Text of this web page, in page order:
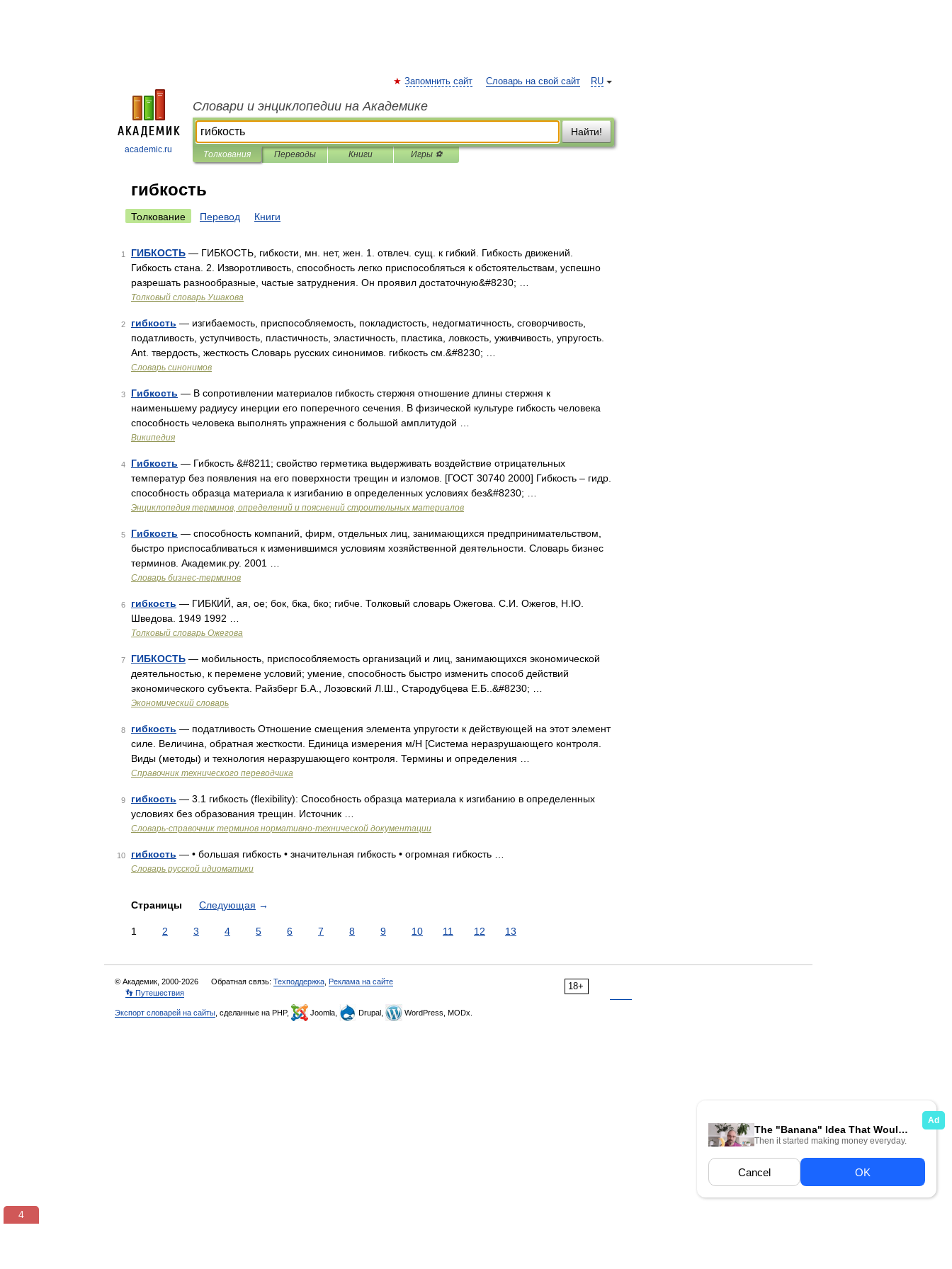
academic.ru
RU
Запомнить сайт Словарь на свой сайт
Словари и энциклопедии на Академике
Найти!
Толкования Переводы Книги Игры ⚽
гибкость
Толкование Перевод Книги
1 ГИБКОСТЬ — ГИБКОСТЬ, гибкости, мн. нет, жен. 1. отвлеч. сущ. к гибкий. Гибкость движений.
Гибкость стана. 2. Изворотливость, способность легко приспособляться к обстоятельствам, успешно
разрешать разнообразные, частые затруднения. Он проявил достаточную&#8230; …
Толковый словарь Ушакова
2 гибкость — изгибаемость, приспособляемость, покладистость, недогматичность, сговорчивость,
податливость, уступчивость, пластичность, эластичность, пластика, ловкость, уживчивость, упругость.
Ant. твердость, жесткость Словарь русских синонимов. гибкость см.&#8230; …
Словарь синонимов
3 Гибкость — В сопротивлении материалов гибкость стержня отношение длины стержня к
наименьшему радиусу инерции его поперечного сечения. В физической культуре гибкость человека
способность человека выполнять упражнения с большой амплитудой …
Википедия
4 Гибкость — Гибкость &#8211; свойство герметика выдерживать воздействие отрицательных
температур без появления на его поверхности трещин и изломов. [ГОСТ 30740 2000] Гибкость – гидр.
способность образца материала к изгибанию в определенных условиях без&#8230; …
Энциклопедия терминов, определений и пояснений строительных материалов
5 Гибкость — способность компаний, фирм, отдельных лиц, занимающихся предпринимательством,
быстро приспосабливаться к изменившимся условиям хозяйственной деятельности. Словарь бизнес
терминов. Академик.ру. 2001 …
Словарь бизнес-терминов
6 гибкость — ГИБКИЙ, ая, ое; бок, бка, бко; гибче. Толковый словарь Ожегова. С.И. Ожегов, Н.Ю.
Шведова. 1949 1992 …
Толковый словарь Ожегова
7 ГИБКОСТЬ — мобильность, приспособляемость организаций и лиц, занимающихся экономической
деятельностью, к перемене условий; умение, способность быстро изменить способ действий
экономического субъекта. Райзберг Б.А., Лозовский Л.Ш., Стародубцева Е.Б..&#8230; …
Экономический словарь
8 гибкость — податливость Отношение смещения элемента упругости к действующей на этот элемент
силе. Величина, обратная жесткости. Единица измерения м/Н [Система неразрушающего контроля.
Виды (методы) и технология неразрушающего контроля. Термины и определения …
Справочник технического переводчика
9 гибкость — 3.1 гибкость (flexibility): Способность образца материала к изгибанию в определенных
условиях без образования трещин. Источник …
Словарь-справочник терминов нормативно-технической документации
10 гибкость — • большая гибкость • значительная гибкость • огромная гибкость …
Словарь русской идиоматики
Страницы Следующая →
1 2 3 4 5 6 7 8 9 10 11 12 13
18+
© Академик, 2000-2026 Обратная связь: Техподдержка Реклама на сайте
👣 Путешествия
Экспорт словарей на сайты , сделанные на PHP, Joomla, Drupal, WordPress, MODx.
3